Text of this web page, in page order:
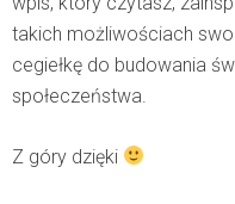
takich możliwościach
cegiełkę do budowania
społeczeństwa.
Z góry dzięki